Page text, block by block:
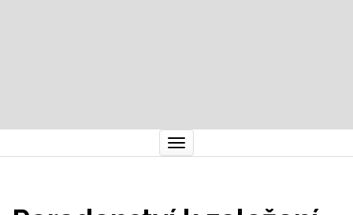
Toggle
navigation